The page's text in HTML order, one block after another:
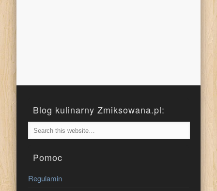
Blog kulinarny Zmiksowana.pl:
Pomoc
Regulamin